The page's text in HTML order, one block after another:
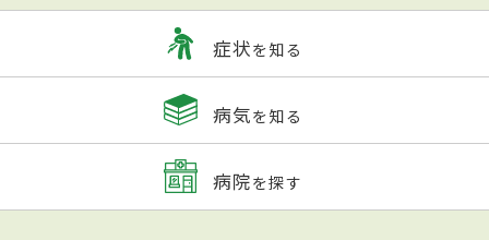
症状を知る
病気を知る
病院を探す